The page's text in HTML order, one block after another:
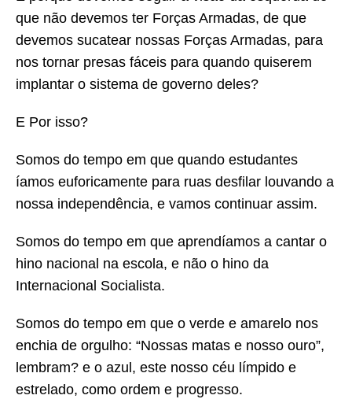
que não devemos ter Forças Armadas, de que
devemos sucatear nossas Forças Armadas, para
nos tornar presas fáceis para quando quiserem
implantar o sistema de governo deles?
E Por isso?
Somos do tempo em que quando estudantes
íamos euforicamente para ruas desfilar louvando a
nossa independência, e vamos continuar assim.
Somos do tempo em que aprendíamos a cantar o
hino nacional na escola, e não o hino da
Internacional Socialista.
Somos do tempo em que o verde e amarelo nos
enchia de orgulho: “Nossas matas e nosso ouro”,
lembram? e o azul, este nosso céu límpido e
estrelado, como ordem e progresso.